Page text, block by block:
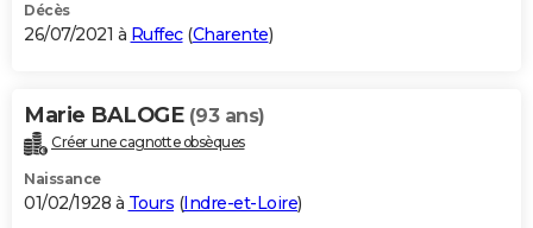
Décès
26/07/2021 à Ruffec(Charente)
Marie BALOGE (93 ans)
Créer une cagnotte obsèques
Naissance
01/02/1928 à Tours (Indre-et-Loire)